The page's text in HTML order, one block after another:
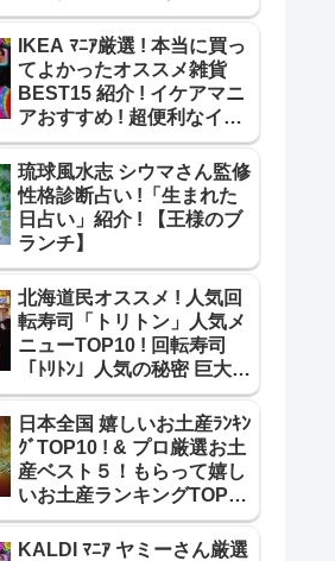
! ~【1番だけが知ってい
る】
IKEA ﾏﾆｱ厳選 ! 本当に買っ
てよかったオススメ雑貨
BEST15 紹介 ! イケアマニ
アおすすめ ! 超便利なイケ
ア雑貨ﾍﾞｽﾄ15 !【ｻﾀﾃﾞｰﾌﾟﾗ
ｽ】
琉球風水志 シウマさん監修
性格診断占い !「生まれた
日占い」紹介 ! 【王様のブ
ランチ】
北海道民オススメ ! 人気回
転寿司「トリトン」人気メ
ニューTOP10 ! 回転寿司
「ﾄﾘﾄﾝ」人気の秘密 巨大寿
司ネタ【教えてもらう前と
後】
日本全国 嬉しいお土産ﾗﾝｷﾝ
ｸﾞTOP10 ! & プロ厳選お土
産ベスト５！もらって嬉し
いお土産ランキングTOP10
紹介!【よじごじDays】
KALDI ﾏﾆｱ ヤミーさん厳選